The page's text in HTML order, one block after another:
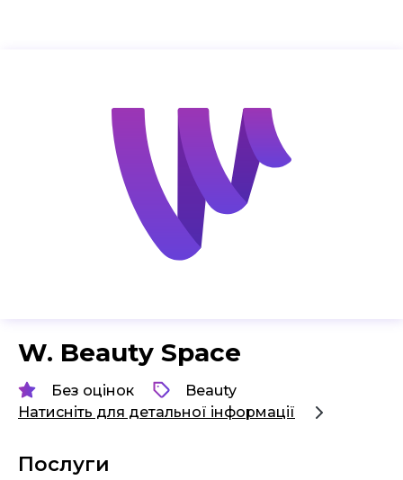
W. Beauty Space
Без оцінок
Beauty
Натисніть для детальної інформації
Послуги